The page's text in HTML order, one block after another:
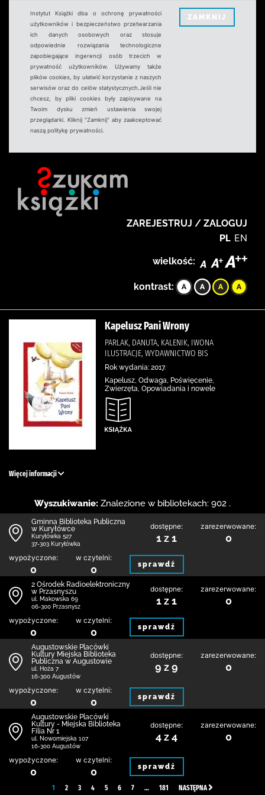
Instytut Książki dba o ochronę prywatności
użytkowników i bezpieczeństwo przetwarzania
ich danych osobowych oraz stosuje
odpowiednie rozwiązania technologiczne
zapobiegające ingerencji osób trzecich w
prywatność użytkowników. Używamy także
plików cookies, by ułatwić korzystanie z naszych
serwisów oraz do celów statystycznych.Jeśli nie
chcesz, by pliki cookies były zapisywane na
Twoim dysku zmień ustawienia swojej
przeglądarki. Kliknij "Zamknij" aby zaakceptować
naszą politykę prywatności.
ZAMKNIJ
ZAREJESTRUJ / ZALOGUJ
PL EN
wielkość:
kontrast:
Kapelusz Pani Wrony
PARLAK, DANUTA, KALENIK, IWONA
ILUSTRACJE, WYDAWNICTWO BIS
Rok wydania: 2017.
Kapelusz, Odwaga, Poświęcenie,
Zwierzęta, Opowiadania i nowele
Więcej informacji
Wyszukiwanie: Znalezione w bibliotekach: 902 .
Gminna Biblioteka Publiczna
w Kuryłówce
Kuryłówka 527
37-303 Kuryłówka
dostępne:
1 z 1
zarezerwowane:
0
wypożyczone:
0
w czytelni:
0 sprawdź
2 Ośrodek Radioelektroniczny
w Przasnyszu
ul. Makowska 69
06-300 Przasnysz
dostępne:
1 z 1
zarezerwowane:
0
wypożyczone:
0
w czytelni:
0 sprawdź
Augustowskie Placówki
Kultury Miejska Biblioteka
Publiczna w Augustowie
ul. Hoża 7
16-300 Augustów
dostępne:
9 z 9
zarezerwowane:
0
wypożyczone:
0
w czytelni:
0 sprawdź
Augustowskie Placówki
Kultury - Miejska Biblioteka
Filia Nr 1
ul. Nowomiejska 107
16-300 Augustów
dostępne:
4 z 4
zarezerwowane:
0
wypożyczone:
0
w czytelni:
0 sprawdź
1 2 3 4 5 6 7 … 181 NASTĘPNA